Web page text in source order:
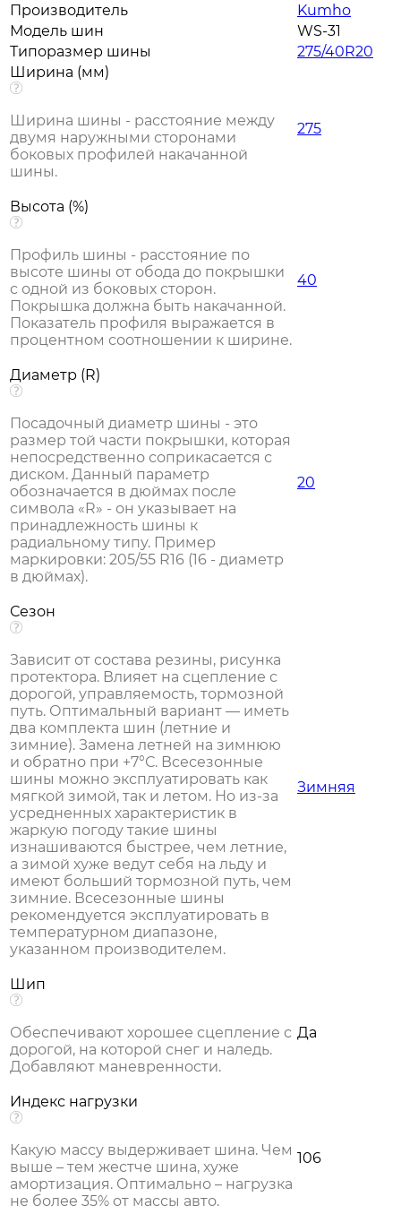
Производитель
Kumho
Модель шин
WS-31
Типоразмер шины
275/40R20
Ширина (мм)
Ширина шины - расстояние между
двумя наружными сторонами
боковых профилей накачанной
шины.
275
Высота (%)
Профиль шины - расстояние по
высоте шины от обода до покрышки
с одной из боковых сторон.
Покрышка должна быть накачанной.
Показатель профиля выражается в
процентном соотношении к ширине.
40
Диаметр (R)
Посадочный диаметр шины - это
размер той части покрышки, которая
непосредственно соприкасается с
диском. Данный параметр
обозначается в дюймах после
символа «R» - он указывает на
принадлежность шины к
радиальному типу. Пример
маркировки: 205/55 R16 (16 - диаметр
в дюймах).
20
Сезон
Зависит от состава резины, рисунка
протектора. Влияет на сцепление с
дорогой, управляемость, тормозной
путь. Оптимальный вариант — иметь
два комплекта шин (летние и
зимние). Замена летней на зимнюю
и обратно при +7°С. Всесезонные
шины можно эксплуатировать как
мягкой зимой, так и летом. Но из-за
усредненных характеристик в
жаркую погоду такие шины
изнашиваются быстрее, чем летние,
а зимой хуже ведут себя на льду и
имеют больший тормозной путь, чем
зимние. Всесезонные шины
рекомендуется эксплуатировать в
температурном диапазоне,
указанном производителем.
Зимняя
Шип
Обеспечивают хорошее сцепление с
дорогой, на которой снег и наледь.
Добавляют маневренности.
Да
Индекс нагрузки
Какую массу выдерживает шина. Чем
выше – тем жестче шина, хуже
амортизация. Оптимально – нагрузка
не более 35% от массы авто.
106